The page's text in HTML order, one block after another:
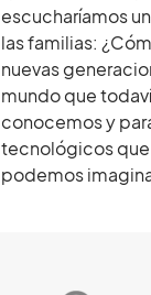
escucharíamos
las familias:
nuevas
mundo que
conocemos y
tecnológicos que
podemos